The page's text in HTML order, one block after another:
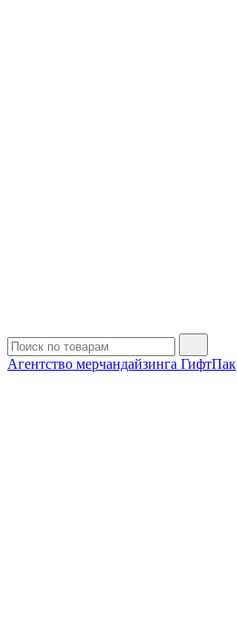
Агентство мерчандайзинга ГифтПак